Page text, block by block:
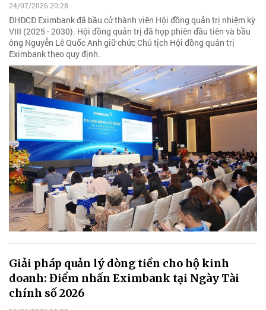
24/07/2026 20:28
ĐHĐCĐ Eximbank đã bầu cử thành viên Hội đồng quản trị nhiệm kỳ
VIII (2025 - 2030). Hội đồng quản trị đã họp phiên đầu tiên và bầu
ông Nguyễn Lê Quốc Anh giữ chức Chủ tịch Hội đồng quản trị
Eximbank theo quy định.
Giải pháp quản lý dòng tiền cho hộ kinh
doanh: Điểm nhấn Eximbank tại Ngày Tài
chính số 2026